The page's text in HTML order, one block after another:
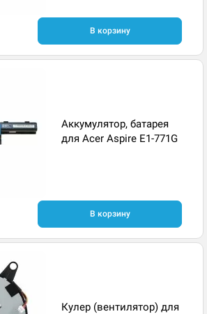
В корзину
Аккумулятор, батарея
для Acer Aspire E1-771G
В корзину
Кулер (вентилятор) для